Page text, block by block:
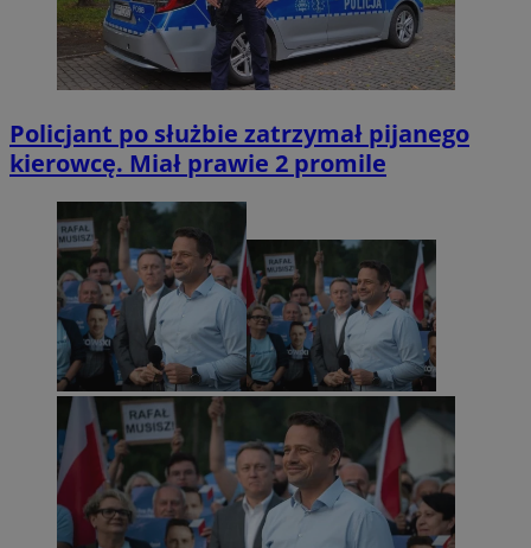
Policjant po służbie zatrzymał pijanego
kierowcę. Miał prawie 2 promile